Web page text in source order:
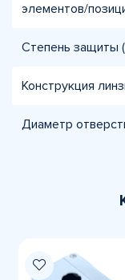
элементов/
Степень защиты
Конструкция
Диаметр